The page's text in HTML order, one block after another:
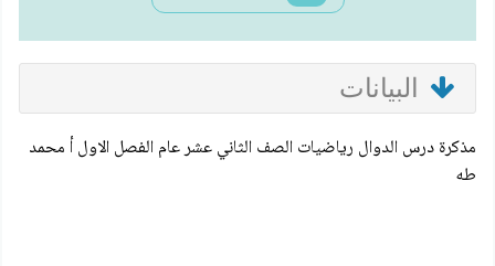
البيانات
مذكرة درس الدوال رياضيات الصف الثاني عشر عام الفصل الاول أ محمد
طه